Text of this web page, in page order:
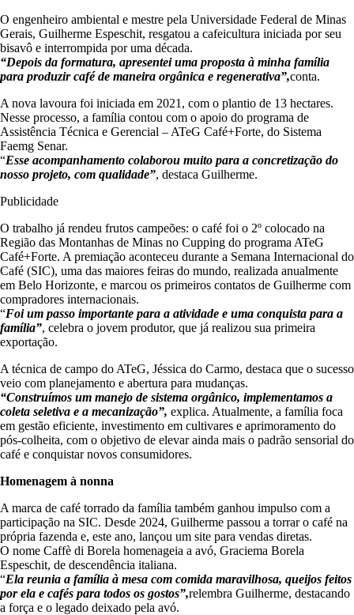
O engenheiro ambiental e mestre pela Universidade Federal de Minas
Gerais, Guilherme Espeschit, resgatou a cafeicultura iniciada por seu
bisavô e interrompida por uma década.
“Depois da formatura, apresentei uma proposta à minha família
para produzir café de maneira orgânica e regenerativa”,conta.
A nova lavoura foi iniciada em 2021, com o plantio de 13 hectares.
Nesse processo, a família contou com o apoio do programa de
Assistência Técnica e Gerencial – ATeG Café+Forte, do Sistema
Faemg Senar.
“Esse acompanhamento colaborou muito para a concretização do
nosso projeto, com qualidade”, destaca Guilherme.
Publicidade
O trabalho já rendeu frutos campeões: o café foi o 2º colocado na
Região das Montanhas de Minas no Cupping do programa ATeG
Café+Forte. A premiação aconteceu durante a Semana Internacional do
Café (SIC), uma das maiores feiras do mundo, realizada anualmente
em Belo Horizonte, e marcou os primeiros contatos de Guilherme com
compradores internacionais.
“Foi um passo importante para a atividade e uma conquista para a
família”, celebra o jovem produtor, que já realizou sua primeira
exportação.
A técnica de campo do ATeG, Jéssica do Carmo, destaca que o sucesso
veio com planejamento e abertura para mudanças.
“Construímos um manejo de sistema orgânico, implementamos a
coleta seletiva e a mecanização”, explica. Atualmente, a família foca
em gestão eficiente, investimento em cultivares e aprimoramento do
pós-colheita, com o objetivo de elevar ainda mais o padrão sensorial do
café e conquistar novos consumidores.
Homenagem à nonna
A marca de café torrado da família também ganhou impulso com a
participação na SIC. Desde 2024, Guilherme passou a torrar o café na
própria fazenda e, este ano, lançou um site para vendas diretas.
O nome Caffè di Borela homenageia a avó, Graciema Borela
Espeschit, de descendência italiana.
“Ela reunia a família à mesa com comida maravilhosa, queijos feitos
por ela e cafés para todos os gostos”,relembra Guilherme, destacando
a força e o legado deixado pela avó.